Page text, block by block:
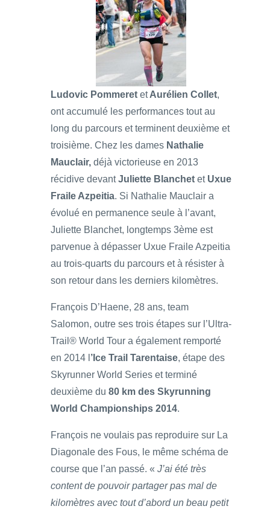
Ludovic Pommeret etAurélien Collet,
ont accumulé les performances tout au
long du parcours et terminent deuxième et
troisième. Chez les dames Nathalie
Mauclair, déjà victorieuse en 2013
récidive devantJuliette Blanchet et Uxue
Fraile Azpeitia. Si Nathalie Mauclair a
évolué en permanence seule à l’avant,
Juliette Blanchet, longtemps 3ème est
parvenue à dépasser Uxue Fraile Azpeitia
au trois-quarts du parcours et à résister à
son retour dans les derniers kilomètres.
François D’Haene, 28 ans, team
Salomon, outre ses trois étapes sur l’Ultra-
Trail® World Tour a également remporté
en 2014 l ’Ice Trail Tarentaise, étape des
Skyrunner World Series et terminé
deuxième du 80 km des Skyrunning
World Championships 2014.
François ne voulais pas reproduire sur La
Diagonale des Fous, le même schéma de
course que l’an passé. « J’ai été très
content de pouvoir partager pas mal de
kilomètres avec tout d’abord un beau petit